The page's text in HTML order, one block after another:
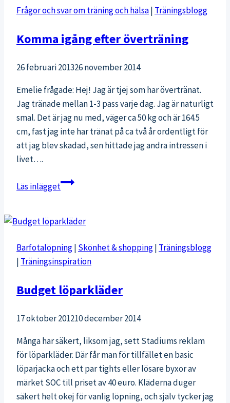
Frågor och svar om träning och hälsa| Träningsblogg
Komma igång efter överträning
26 februari 201326 november 2014
Emelie frågade: Hej! Jag är tjej som har övertränat.
Jag tränade mellan 1-3 pass varje dag. Jag är naturligt
smal. Det är jag nu med, väger ca 50 kg och är 164.5
cm, fast jag inte har tränat på ca två år ordentligt för
att jag blev skadad, sen hittade jag andra intressen i
livet….
Läs inläggetKomma
överträning
Barfotalöpning| Skönhet & shopping| Träningsblogg
| Träningsinspiration
Budget löparkläder
17 oktober 201210 december 2014
Många har säkert, liksom jag, sett Stadiums reklam
för löparkläder. Där får man för tillfället en basic
löparjacka och ett par tights eller lösare byxor av
märket SOC till priset av 40 euro. Kläderna duger
säkert helt okej för vanlig löpning, och själv tycker jag